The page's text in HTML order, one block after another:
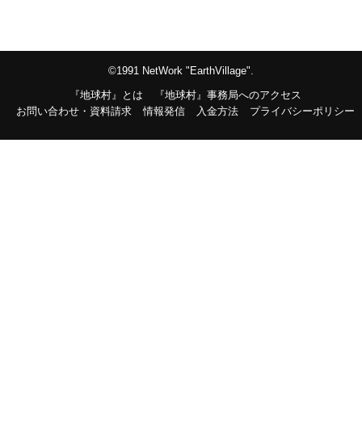
©1991 NetWork "EarthVillage".
『地球村』とは
『地球村』事務局へのアクセス
お問い合わせ・資料請求
情報発信 入金方法 プライバシーポリシー